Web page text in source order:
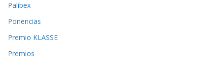
Palibex
Ponencias
Premio KLASSE
Premios